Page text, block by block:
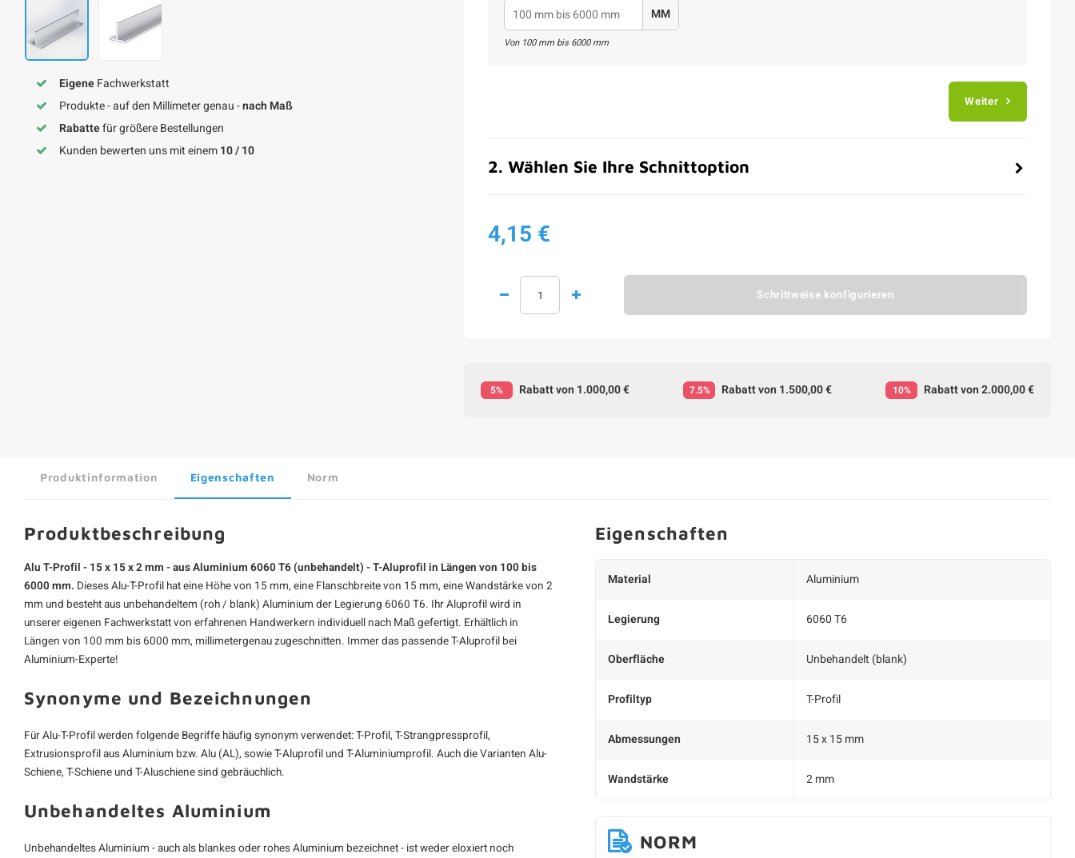
EigeneFachwerkstatt
Produkte - auf den Millimeter genau -nach Maß
Rabattefür größere Bestellungen
Kunden bewerten uns mit einem10 / 10
MM
Von 100mm bis6000mm
Weiter
2. Wählen Sie Ihre Schnittoption
4,15 €
Schrittweise konfigurieren
5% Rabatt von 1.000,00 € 7.5% Rabatt von 1.500,00 € 10% Rabatt von 2.000,00 €
Produktinformation Eigenschaften Norm
Produktbeschreibung
Alu T-Profil - 15 x 15 x 2 mm - aus Aluminium 6060 T6 (unbehandelt) - T-Aluprofil in Längen von 100 bis
6000 mm. DiesesAlu-T-Profil hat eine Höhe von 15 mm, eine Flanschbreite von 15 mm, eine Wandstärke von 2
mm und besteht aus unbehandeltem (roh / blank) Aluminium der Legierung 6060 T6. IhrAluprofilwird in
unserer eigenen Fachwerkstatt von erfahrenen Handwerkern individuell nach Maß gefertigt. Erhältlich in
Längen von 100 mm bis 6000 mm, millimetergenau zugeschnitten. Immer das passende T-Aluprofil bei
Aluminium-Experte!
Synonyme und Bezeichnungen
Für Alu-T-Profil werden folgende Begriffe häufig synonym verwendet: T-Profil, T-Strangpressprofil,
Extrusionsprofil aus Aluminium bzw. Alu (AL), sowie T-Aluprofil und T-Aluminiumprofil. Auch die Varianten Alu-
Schiene, T-Schiene und T-Aluschiene sind gebräuchlich.
Unbehandeltes Aluminium
Unbehandeltes Aluminium - auch als blankes oder rohes Aluminium bezeichnet - ist weder eloxiert noch
Eigenschaften
Material Aluminium
Legierung 6060 T6
Oberfläche Unbehandelt (blank)
Profiltyp T-Profil
Abmessungen 15 x 15 mm
Wandstärke 2 mm
NORM